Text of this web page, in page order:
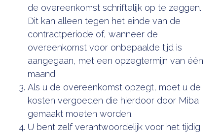
de overeenkomst schriftelijk op te zeggen.
Dit kan alleen tegen het einde van de
contractperiode of, wanneer de
overeenkomst voor onbepaalde tijd is
aangegaan, met een opzegtermijn van één
maand.
Als u de overeenkomst opzegt, moet u de
kosten vergoeden die hierdoor door Miba
gemaakt moeten worden.
U bent zelf verantwoordelijk voor het tijdig